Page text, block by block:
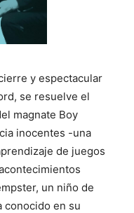
y espectacular
se resuelve el
magnate Boy
inocentes -una
de juegos
un niño de
conocido en su